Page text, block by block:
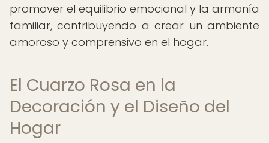
promover el equilibrio emocional y la armonía
familiar, contribuyendo a crear un ambiente
amoroso y comprensivo en el hogar.
El Cuarzo Rosa en la
Decoración y el Diseño del
Hogar